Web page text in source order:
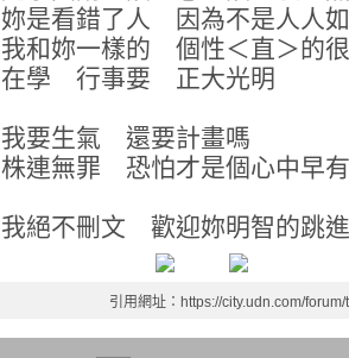
妳是看錯了人 因為不是人人
我和妳一樣的 個性＜直＞的
在學 行事要 正大光明
我要生氣 還要計畫嗎
株連無罪 恐怕才是個心中早
我絕不刪文 歡迎妳明智的跳
引用網址：https://city.udn.com/